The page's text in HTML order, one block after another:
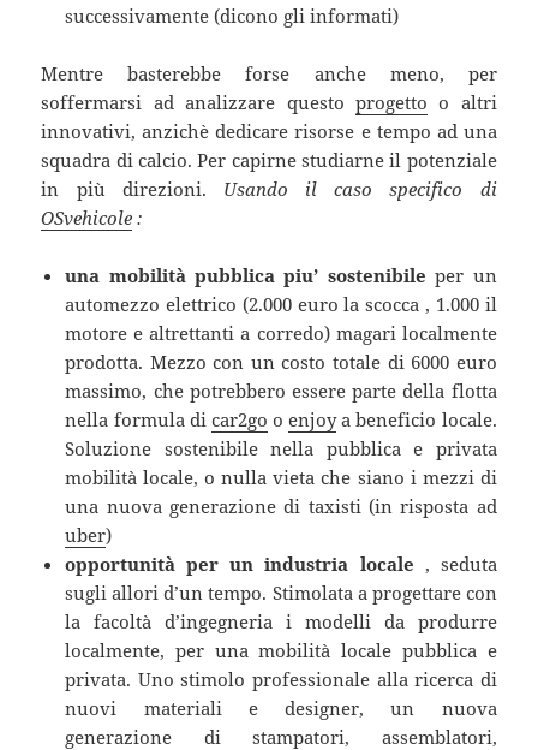
successivamente (dicono gli informati)
Mentre basterebbe forse anche meno, per
soffermarsi ad analizzare questo progetto o altri
innovativi, anzichè dedicare risorse e tempo ad una
squadra di calcio. Per capirne studiarne il potenziale
in più direzioni. Usando il caso specifico di
OSvehicole :
una mobilità pubblica piu’ sostenibile per un
automezzo elettrico (2.000 euro la scocca , 1.000 il
motore e altrettanti a corredo) magari localmente
prodotta. Mezzo con un costo totale di 6000 euro
massimo, che potrebbero essere parte della flotta
nella formula di car2go oenjoya beneficio locale.
Soluzione sostenibile nella pubblica e privata
mobilità locale, o nulla vieta che siano i mezzi di
una nuova generazione di taxisti (in risposta ad
uber)
opportunità per un industria locale , seduta
sugli allori d’un tempo. Stimolata a progettare con
la facoltà d’ingegneria i modelli da produrre
localmente, per una mobilità locale pubblica e
privata. Uno stimolo professionale alla ricerca di
nuovi materiali e designer, un nuova
generazione di stampatori, assemblatori,